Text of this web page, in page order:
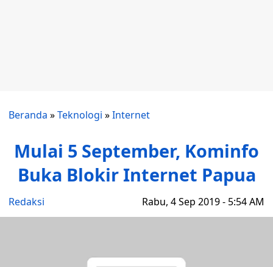
Beranda »Teknologi »Internet
Mulai 5 September, Kominfo
Buka Blokir Internet Papua
Redaksi Rabu, 4 Sep 2019 - 5:54 AM